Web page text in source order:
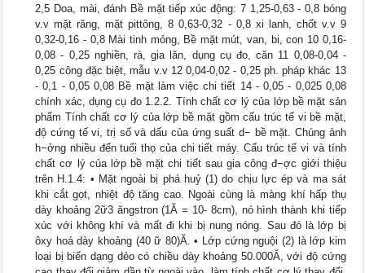
2,5 Doa, mài, đánh Bề mặt tiếp xúc động: 7 1,25-0,63 - 0,8 bóng
v.v mặt răng, mặt pittông, 8 0,63-0,32 - 0,8 xi lanh, chốt v.v 9
0,32-0,16 - 0,8 Mài tinh mỏng, Bề mặt mút, van, bi, con 10 0,16-
0,08 - 0,25 nghiền, rà, gia lăn, dụng cụ đo, căn 11 0,08-0,04 -
0,25 công đặc biệt, mẫu v.v 12 0,04-0,02 - 0,25 ph. pháp khác 13
- 0,1 - 0,05 0,08 Bề mặt làm việc chi tiết 14 - 0,05 - 0,025 0,08
chính xác, dụng cụ đo 1.2.2. Tính chất cơ lý của lớp bề mặt sản
phẩm Tính chất cơ lý của lớp bề mặt gồm cấu trúc tế vi bề mặt,
độ cứng tế vi, trị số và dấu của ứng suất d− bề mặt. Chúng ảnh
h−ởng nhiều đến tuổi thọ của chi tiết máy. Cấu trúc tế vi và tính
chất cơ lý của lớp bề mặt chi tiết sau gia công đ−ợc giới thiệu
trên H.1.4: • Mặt ngoài bị phá huỷ (1) do chịu lực ép và ma sát
khi cắt gọt, nhiệt độ tăng cao. Ngoài cùng là màng khí hấp thụ
dày khoảng 2ữ3 ăngstron (1Ă = 10- 8cm), nó hình thành khi tiếp
xúc với không khí và mất đi khi bị nung nóng. Sau đó là lớp bị
ôxy hoá dày khoảng (40 ữ 80)Ă. • Lớp cứng nguội (2) là lớp kim
loại bị biến dạng dẻo có chiều dày khoảng 50.000Ă, với độ cứng